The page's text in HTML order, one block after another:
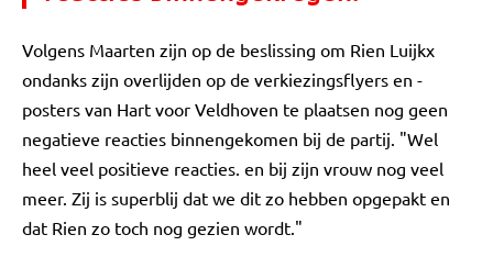
Volgens Maarten zijn op de beslissing om Rien Luijkx
ondanks zijn overlijden op de verkiezingsflyers en -
posters van Hart voor Veldhoven te plaatsen nog geen
negatieve reacties binnengekomen bij de partij. "Wel
heel veel positieve reacties. en bij zijn vrouw nog veel
meer. Zij is superblij dat we dit zo hebben opgepakt en
dat Rien zo toch nog gezien wordt."